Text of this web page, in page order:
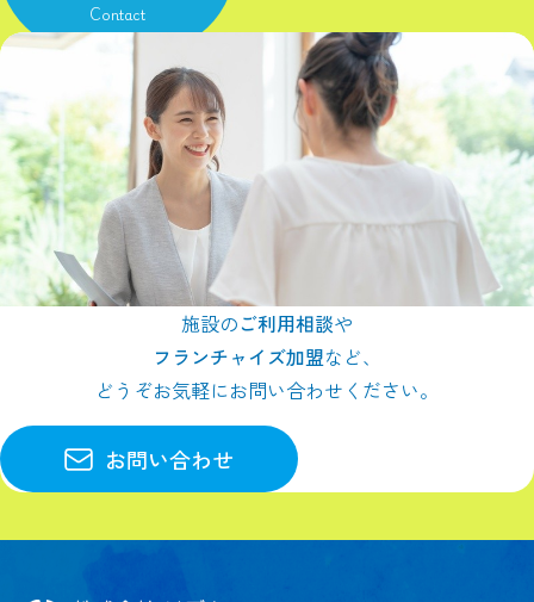
Contact
施設のご利用相談や
フランチャイズ加盟など、
どうぞお気軽にお問い合わせください。
お問い合わせ